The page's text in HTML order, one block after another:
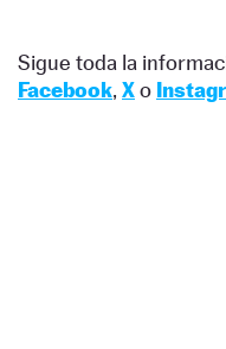
Sigue toda la
Facebook, Xo